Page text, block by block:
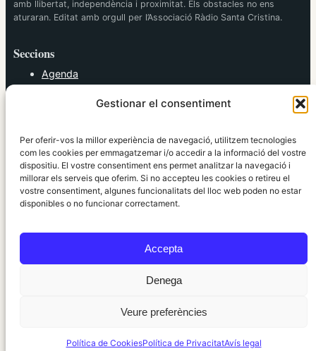
Gestionar el consentiment
Per oferir-vos la millor experiència de navegació, utilitzem tecnologies
com les cookies per emmagatzemar i/o accedir a la informació del vostre
dispositiu. El vostre consentiment ens permet analitzar la navegació i
millorar els serveis que oferim. Si no accepteu les cookies o retireu el
vostre consentiment, algunes funcionalitats del lloc web poden no estar
disponibles o no funcionar correctament.
Accepta
Denega
Veure preferències
Política de CookiesPolítica de PrivacitatAvís legal
amb llibertat, independència i proximitat. Els obstacles no ens
aturaran. Editat amb orgull per l’Associació Ràdio Santa Cristina.
Seccions
Agenda
Política
Societat
Tendències
elRidaura.com
Informació local, clara i propera ·Accés administració